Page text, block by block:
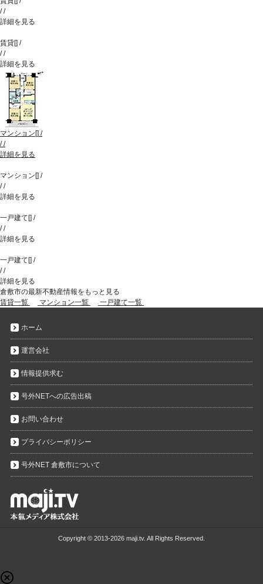
//
詳細を見る
賃貸[] /
//
詳細を見る
マンション [] /
//
詳細を見る
マンション [] /
//
詳細を見る
一戸建て [] /
//
詳細を見る
一戸建て [] /
//
詳細を見る
倉敷市の最新不動産情報をもっと見る
賃貸一覧
マンション一覧 一戸建て一覧
ホーム
運営会社
情報提供求む
号外NETへの広告出稿
お問い合わせ
プライバシーポリシー
号外NET 倉敷市について
Copyright © 2013-2026 maji.tv. All Rights Reserved.